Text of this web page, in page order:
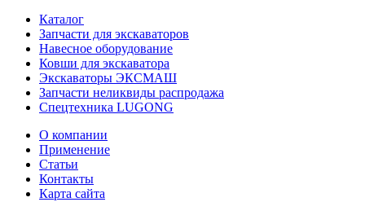
Каталог
Запчасти для экскаваторов
Навесное оборудование
Ковши для экскаватора
Экскаваторы ЭКСМАШ
Запчасти неликвиды распродажа
Спецтехника LUGONG
О компании
Применение
Статьи
Контакты
Карта сайта